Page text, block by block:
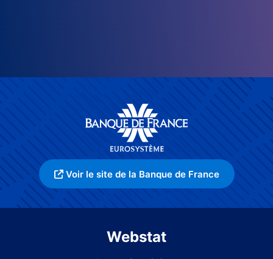
Voir le site de la Banque de France
Webstat